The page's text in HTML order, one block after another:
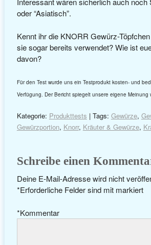
oder “Asiatisch”.
Kennt ihr die KNORR Gewürz-
sie sogar bereits verwendet? Wie ist
davon?
Für den Test wurde uns ein Testprodukt kosten- und
Verfügung. Der Bericht spiegelt unsere eigene Meinung
Kategorie: Produkttests | Tags: Gewürze,
Gewürzportion, Knorr, Kräuter & Gewürze,
Schreibe einen
Deine E-Mail-Adresse wird nicht
Erforderliche Felder sind mit
* markiert
Kommentar
*